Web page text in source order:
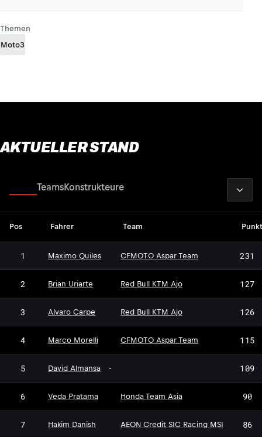
Themen
Moto3
AKTUELLER STAND
TeamsKonstrukteure
Pos Fahrer Team
1 Maximo Quiles CFMOTO Aspar Team 231
2 Brian Uriarte Red Bull KTM Ajo 127
3 Alvaro Carpe Red Bull KTM Ajo 126
4 Marco Morelli CFMOTO Aspar Team 115
5 David Almansa - 109
6 Veda Pratama Honda Team Asia 90
7 Hakim Danish AEON Credit SIC Racing MSI 86